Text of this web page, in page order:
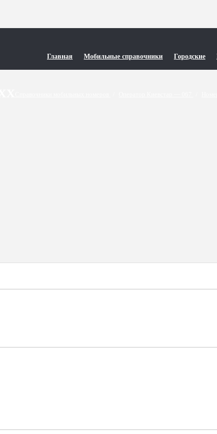
Главная Мобильные справочники Городские